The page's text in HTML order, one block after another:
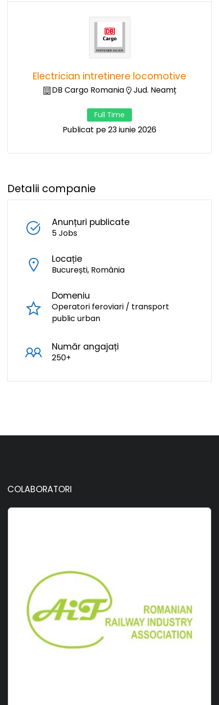
Electrician intretinere locomotive
DB Cargo Romania Jud. Neamț
Full Time
Publicat pe 23 iunie 2026
Detalii companie
Anunțuri publicate
5 Jobs
Locație
București, România
Domeniu
Operatori feroviari / transport
public urban
Număr angajați
250+
COLABORATORI